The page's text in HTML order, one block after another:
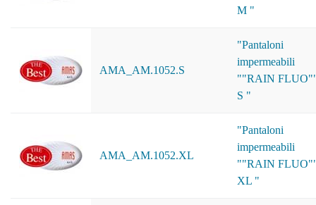
M "
AMA_AM.1052.S
"Pantaloni
impermeabili
""RAIN
S "
AMA_AM.1052.XL
"Pantaloni
impermeabili
""RAIN
XL "